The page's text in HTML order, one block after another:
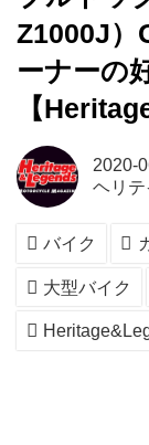
Z1000J）
ーナーの
【
2020-
ヘリ
バイク
大型バイク